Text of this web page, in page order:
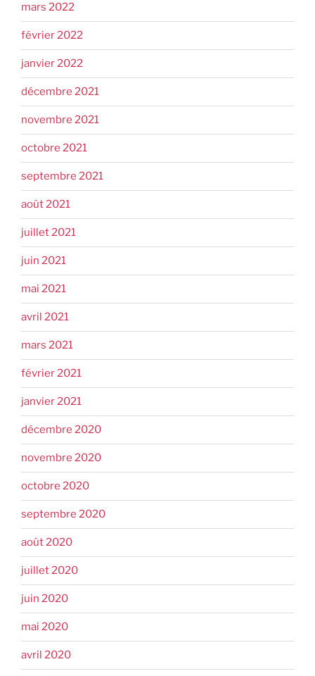
mars 2022
février 2022
janvier 2022
décembre 2021
novembre 2021
octobre 2021
septembre 2021
août 2021
juillet 2021
juin 2021
mai 2021
avril 2021
mars 2021
février 2021
janvier 2021
décembre 2020
novembre 2020
octobre 2020
septembre 2020
août 2020
juillet 2020
juin 2020
mai 2020
avril 2020